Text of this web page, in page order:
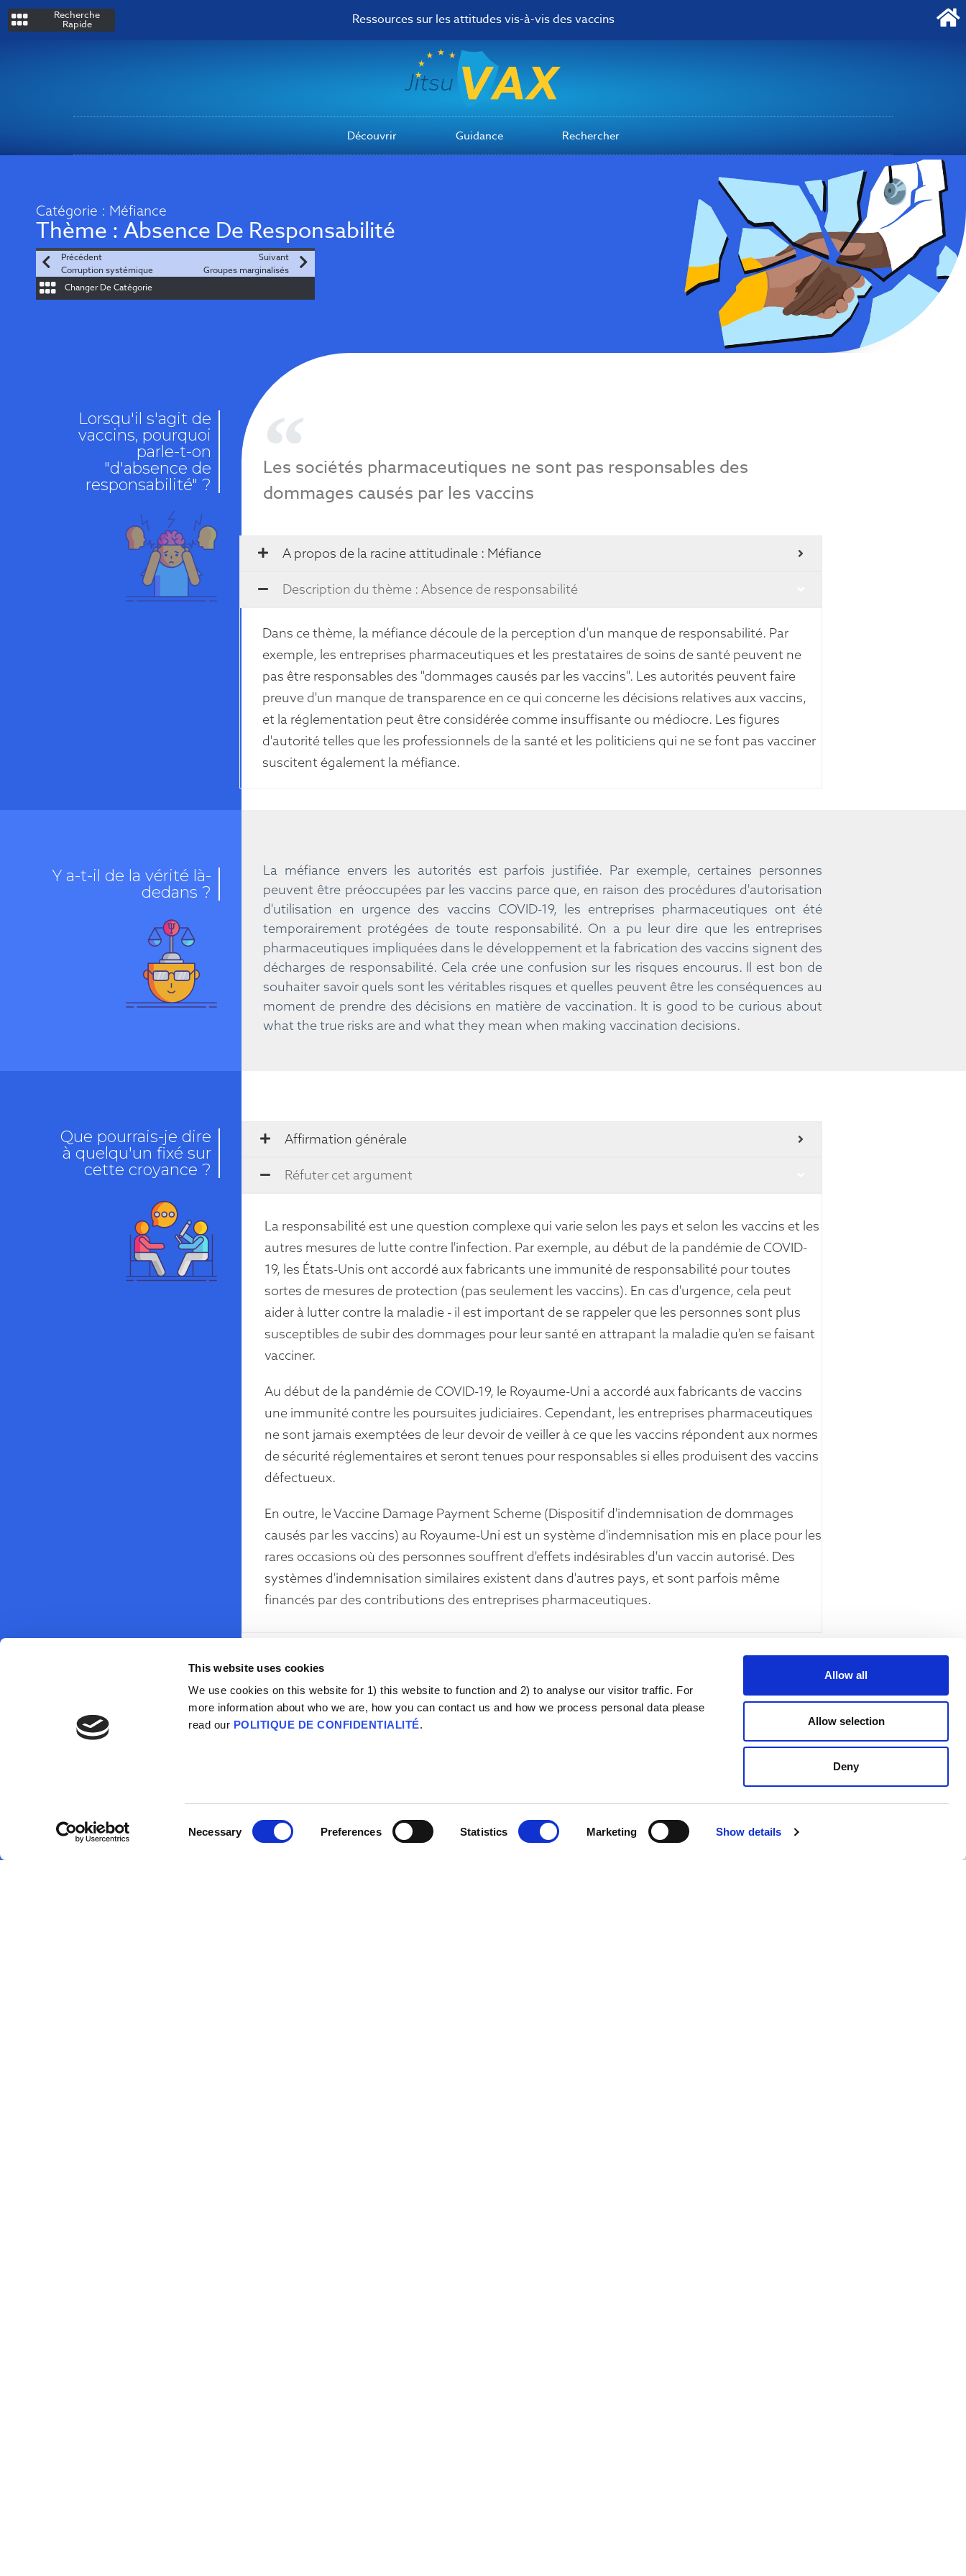
This website uses cookies
We use cookies on this website for 1) this website to function and 2) to analyse our visitor traffic. For
more information about who we are, how you can contact us and how we process personal data please
read our POLITIQUE DE CONFIDENTIALITÉ.
Selection
Necessary Preferences Statistics Marketing Show details
Allow all
Allow selection
Deny
Recherche
Rapide Ressources sur les attitudes vis-à-vis des vaccins
Découvrir Guidance Rechercher
Catégorie : Méfiance
Thème : Absence De Responsabilité
Précédent
Corruption systémique
Suivant
Groupes marginalisés
Changer De Catégorie
Lorsqu'il s'agit de
vaccins, pourquoi
parle-t-on
"d'absence de
responsabilité" ?
Les sociétés pharmaceutiques ne sont pas responsables des
dommages causés par les vaccins
A propos de la racine attitudinale : Méfiance
Description du thème : Absence de responsabilité
Dans ce thème, la méfiance découle de la perception d'un manque de responsabilité. Par
exemple, les entreprises pharmaceutiques et les prestataires de soins de santé peuvent ne
pas être responsables des "dommages causés par les vaccins". Les autorités peuvent faire
preuve d'un manque de transparence en ce qui concerne les décisions relatives aux vaccins,
et la réglementation peut être considérée comme insuffisante ou médiocre. Les figures
d'autorité telles que les professionnels de la santé et les politiciens qui ne se font pas vacciner
suscitent également la méfiance.
Y a-t-il de la vérité là-
dedans ?
La méfiance envers les autorités est parfois justifiée. Par exemple, certaines personnes
peuvent être préoccupées par les vaccins parce que, en raison des procédures d'autorisation
d'utilisation en urgence des vaccins COVID-19, les entreprises pharmaceutiques ont été
temporairement protégées de toute responsabilité. On a pu leur dire que les entreprises
pharmaceutiques impliquées dans le développement et la fabrication des vaccins signent des
décharges de responsabilité. Cela crée une confusion sur les risques encourus. Il est bon de
souhaiter savoir quels sont les véritables risques et quelles peuvent être les conséquences au
moment de prendre des décisions en matière de vaccination. It is good to be curious about
what the true risks are and what they mean when making vaccination decisions.
Que pourrais-je dire
à quelqu'un fixé sur
cette croyance ?
Affirmation générale
Réfuter cet argument
La responsabilité est une question complexe qui varie selon les pays et selon les vaccins et les
autres mesures de lutte contre l'infection. Par exemple, au début de la pandémie de COVID-
19, les États-Unis ont accordé aux fabricants une immunité de responsabilité pour toutes
sortes de mesures de protection (pas seulement les vaccins). En cas d'urgence, cela peut
aider à lutter contre la maladie - il est important de se rappeler que les personnes sont plus
susceptibles de subir des dommages pour leur santé en attrapant la maladie qu'en se faisant
vacciner.
Au début de la pandémie de COVID-19, le Royaume-Uni a accordé aux fabricants de vaccins
une immunité contre les poursuites judiciaires. Cependant, les entreprises pharmaceutiques
ne sont jamais exemptées de leur devoir de veiller à ce que les vaccins répondent aux normes
de sécurité réglementaires et seront tenues pour responsables si elles produisent des vaccins
défectueux.
En outre, le Vaccine Damage Payment Scheme (Dispositif d'indemnisation de dommages
causés par les vaccins) au Royaume-Uni est un système d'indemnisation mis en place pour les
rares occasions où des personnes souffrent d'effets indésirables d'un vaccin autorisé. Des
systèmes d'indemnisation similaires existent dans d'autres pays, et sont parfois même
financés par des contributions des entreprises pharmaceutiques.
responsabilité.